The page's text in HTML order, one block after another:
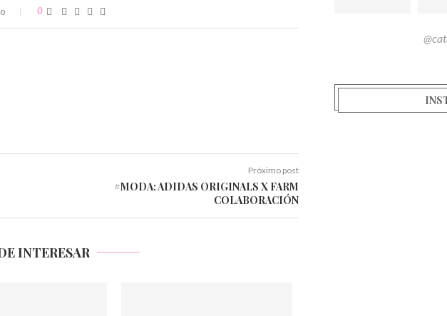
0
Próximo post
#MODA: ADIDAS ORIGINALS X FARM
COLABORACIÓN
INTERESAR